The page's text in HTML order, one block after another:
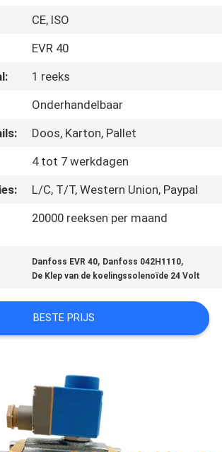
CE, ISO
EVR 40
1 reeks
Onderhandelbaar
Doos, Karton, Pallet
4 tot 7 werkdagen
L/C, T/T, Western Union, Paypal
20000 reeksen per maand
Danfoss EVR 40, Danfoss 042H1110,
De Klep van de koelingssolenoïde 24 Volt
BESTE PRIJS